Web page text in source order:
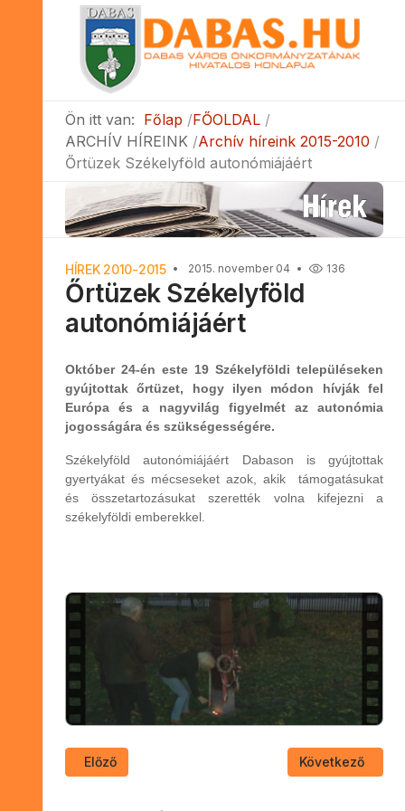
Ön itt van: Főlap
FŐOLDAL
ARCHÍV HÍREINK Archív híreink 2015-2010
Őrtüzek Székelyföld autonómiájáért
HÍREK 2010-2015 2015. november 04 136
Őrtüzek Székelyföld
autonómiájáért
Október 24-én este 19 Székelyföldi településeken
gyújtottak őrtüzet, hogy ilyen módon hívják fel
Európa és a nagyvilág figyelmét az autonómia
jogosságára és szükségességére.
Székelyföld autonómiájáért Dabason is gyújtottak
gyertyákat és mécseseket azok, akik támogatásukat
és összetartozásukat szerették volna kifejezni a
székelyföldi emberekkel.
Előző cikk: Újszülöttek köszöntése 2015 ősz
Előző Következő cikk:
Következő